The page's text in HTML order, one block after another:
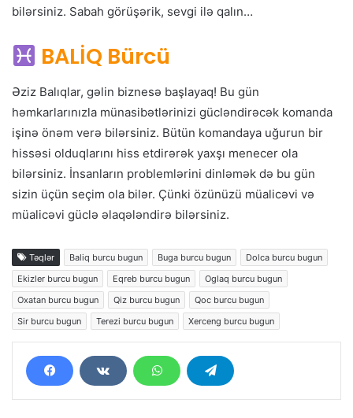
bilərsiniz. Sabah görüşərik, sevgi ilə qalın…
BALİQ Bürcü
Əziz Balıqlar, gəlin biznesə başlayaq! Bu gün
həmkarlarınızla münasibətlərinizi gücləndirəcək komanda
işinə önəm verə bilərsiniz. Bütün komandaya uğurun bir
hissəsi olduqlarını hiss etdirərək yaxşı menecer ola
bilərsiniz. İnsanların problemlərini dinləmək də bu gün
sizin üçün seçim ola bilər. Çünki özünüzü müalicəvi və
müalicəvi güclə əlaqələndirə bilərsiniz.
Təqlər Baliq burcu bugun Buga burcu bugun
Dolca burcu bugun
Ekizler burcu bugun
Eqreb burcu bugun
Oglaq burcu bugun
Oxatan burcu bugun
Qiz burcu bugun
Qoc burcu bugun
Sir burcu bugun
Terezi burcu bugun Xerceng burcu bugun